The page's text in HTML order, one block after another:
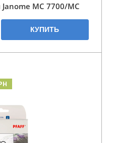
MC 7700/MC
КУПИТЬ